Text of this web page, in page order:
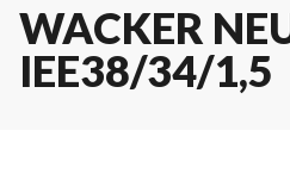
WACKER
IEE38/34/1,5